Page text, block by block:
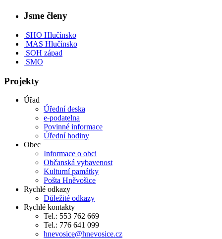
Jsme členy
SHO Hlučínsko
MAS Hlučínsko
SOH západ
SMO
Projekty
Úřad
Úřední deska
e-podatelna
Povinné informace
Úřední hodiny
Obec
Informace o obci
Občanská vybavenost
Kulturní památky
Pošta Hněvošice
Rychlé odkazy
Důležité odkazy
Rychlé kontakty
Tel.: 553 762 669
Tel.: 776 641 099
hnevosice@hnevosice.cz